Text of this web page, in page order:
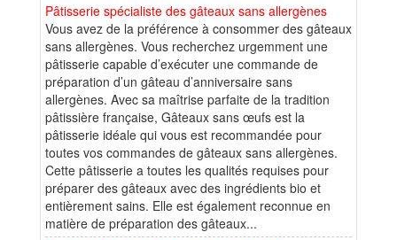
Pâtisserie spécialiste des gâteaux sans allergènes
Vous avez de la préférence à consommer des gâteaux
sans allergènes. Vous recherchez urgemment une
pâtisserie capable d’exécuter une commande de
préparation d’un gâteau d’anniversaire sans
allergènes. Avec sa maîtrise parfaite de la tradition
pâtissière française, Gâteaux sans œufs est la
pâtisserie idéale qui vous est recommandée pour
toutes vos commandes de gâteaux sans allergènes.
Cette pâtisserie a toutes les qualités requises pour
préparer des gâteaux avec des ingrédients bio et
entièrement sains. Elle est également reconnue en
matière de préparation des gâteaux...